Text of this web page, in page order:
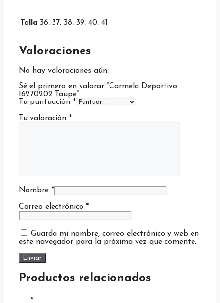
Talla 36, 37, 38, 39, 40, 41
Valoraciones
No hay valoraciones aún.
Sé el primero en valorar “Carmela Deportivo
16270202 Taupe”
Tu puntuación *
Tu valoración *
Nombre *
Correo electrónico *
Guarda mi nombre, correo electrónico y web en
este navegador para la próxima vez que comente.
Productos relacionados